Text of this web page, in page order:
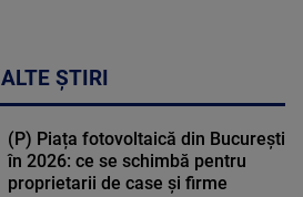
ALTE ȘTIRI
(P) Piața fotovoltaică din București
în 2026: ce se schimbă pentru
proprietarii de case și firme